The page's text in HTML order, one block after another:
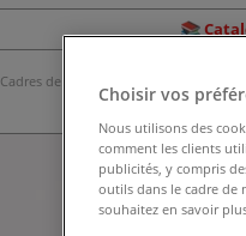
Cadres de sérigraphie
Choisir vos
Nous utilisons des
comment les clients
publicités, y compris
outils dans le cadre de
souhaitez en savoir